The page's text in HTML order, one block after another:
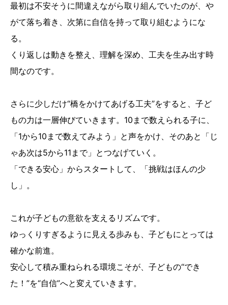
最初は不安そうに間違えながら取り組んでいたのが、や
がて落ち着き、次第に自信を持って取り組むようにな
る。
くり返しは動きを整え、理解を深め、工夫を生み出す時
間なのです。
さらに少しだけ“橋をかけてあげる工夫”をすると、子ど
もの力は一層伸びていきます。10まで数えられる子に、
「1から10まで数えてみよう」と声をかけ、そのあと「じ
ゃあ次は5から11まで」とつなげていく。
「できる安心」からスタートして、「挑戦はほんの少
し」。
これが子どもの意欲を支えるリズムです。
ゆっくりすぎるように見える歩みも、子どもにとっては
確かな前進。
安心して積み重ねられる環境こそが、子どもの“でき
た！”を“自信”へと変えていきます。